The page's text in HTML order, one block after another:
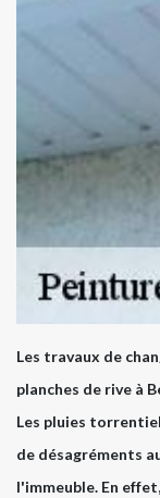
Les travaux de
planches de rive à
Les pluies
de désagréments
l'immeuble. En